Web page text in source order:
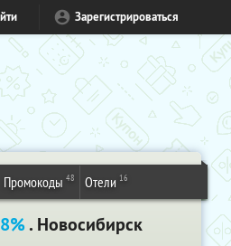
Зарегистрироваться
Промокоды 48 Отели 16
. Новосибирск